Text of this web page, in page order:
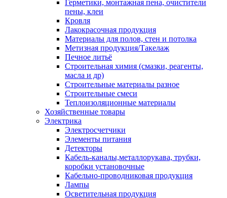
Герметики, монтажная пена, очистители
пены, клеи
Кровля
Лакокрасочная продукция
Материалы для полов, стен и потолка
Метизная продукция/Такелаж
Печное литьё
Строительная химия (смазки, реагенты,
масла и др)
Строительные материалы разное
Строительные смеси
Теплоизоляционные материалы
Хозяйственные товары
Электрика
Электросчетчики
Элементы питания
Детекторы
Кабель-каналы,металлорукава, трубки,
коробки установочные
Кабельно-проводниковая продукция
Лампы
Осветительная продукция